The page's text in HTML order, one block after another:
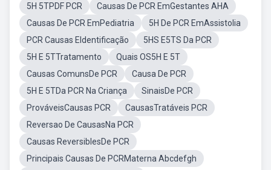
5H 5TPDF PCR
Causas De PCR EmGestantes AHA
Causas De PCR EmPediatria
5H De PCR EmAssistolia
PCR Causas EIdentificação
5HS E5TS Da PCR
5H E 5TTratamento
Quais OS5H E 5T
Causas ComunsDe PCR
Causa De PCR
5H E 5TDa PCR Na Criança
SinaisDe PCR
ProváveisCausas PCR
CausasTratáveis PCR
Reversao De CausasNa PCR
Causas ReversiblesDe PCR
Principais Causas De PCRMaterna Abcdefgh